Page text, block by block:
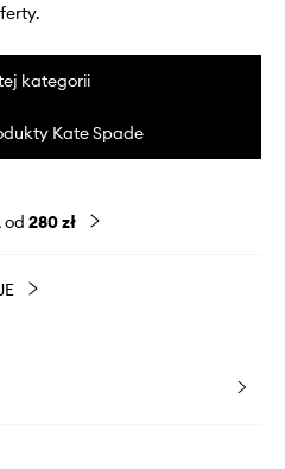
kategorii
Kate Spade
od 280 zł